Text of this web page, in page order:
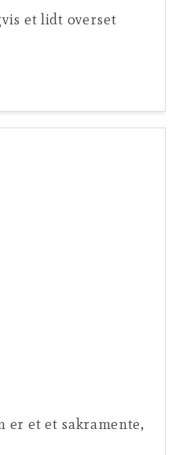
et lidt overset
er et et sakramente,